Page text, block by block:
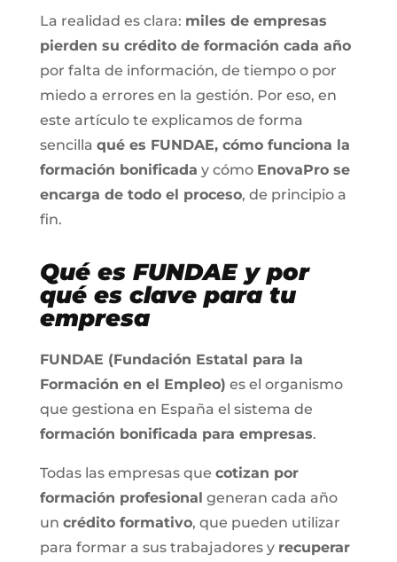
La realidad es clara: miles de empresas
pierden su crédito de formación cada año
por falta de información, de tiempo o por
miedo a errores en la gestión. Por eso, en
este artículo te explicamos de forma
sencilla qué es FUNDAE, cómo funciona la
formación bonificada y cómo EnovaPro se
encarga de todo el proceso, de principio a
fin.
Qué es FUNDAE y por
qué es clave para tu
empresa
FUNDAE (Fundación Estatal para la
Formación en el Empleo) es el organismo
que gestiona en España el sistema de
formación bonificada para empresas.
Todas las empresas que cotizan por
formación profesional generan cada año
un crédito formativo, que pueden utilizar
para formar a sus trabajadores y recuperar